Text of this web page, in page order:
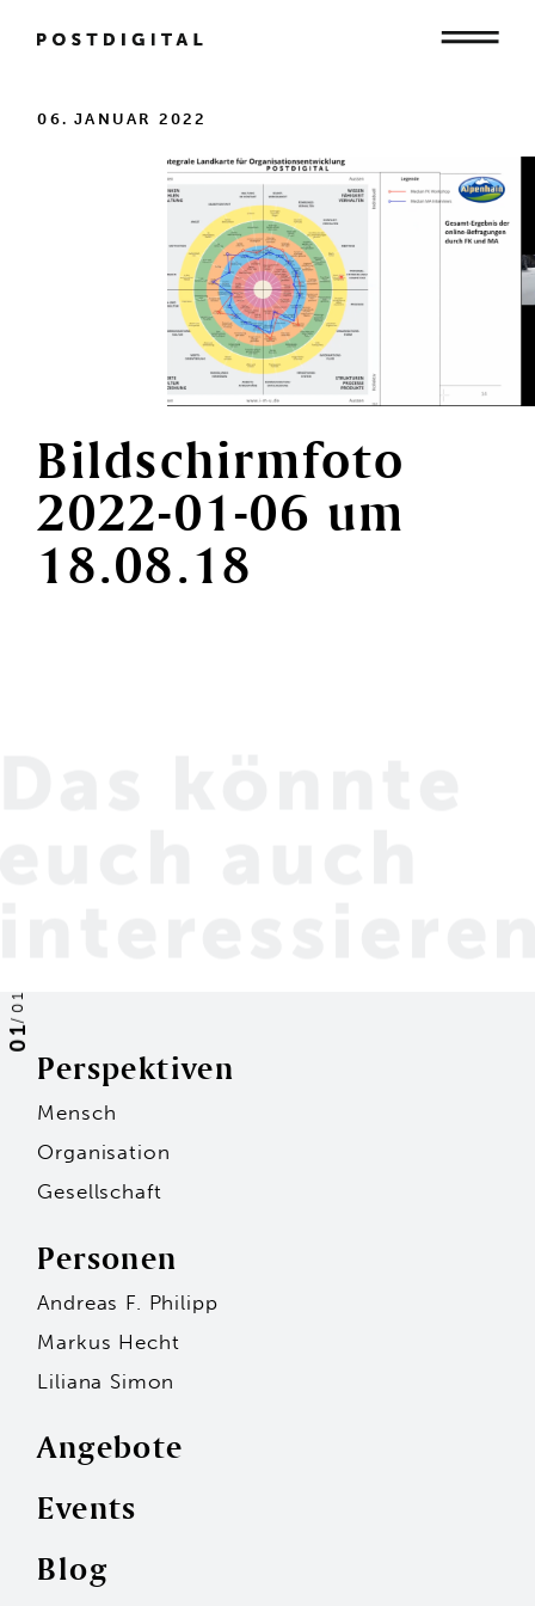
01
/
01
Mensch
Organisation
Gesellschaft
Andreas F. Philipp
06. JANUAR 2022
Bildschirmfoto
2022-01-06 um
18.08.18
Perspektiven
Mensch
Organisation
Gesellschaft
Personen
Andreas F. Philipp
Markus Hecht
Liliana Simon
Angebote
Events
Blog